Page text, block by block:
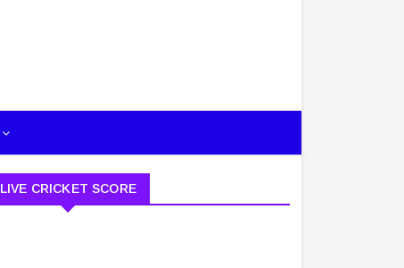
LIVE CRICKET SCORE